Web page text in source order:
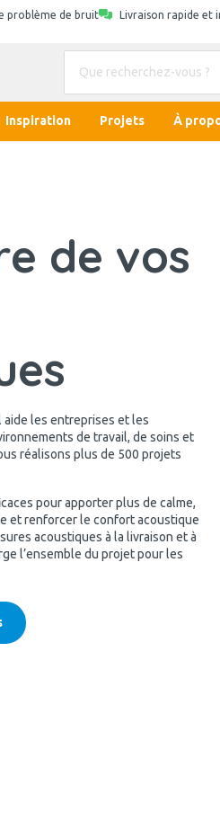
problème de bruit Livraison rapide et
Inspiration Projets À
de vos
aide les entreprises et les
de travail, de soins et
réalisons plus de 500 projets
pour apporter plus de calme,
et renforcer le confort acoustique
acoustiques à la livraison et à
l’ensemble du projet pour les